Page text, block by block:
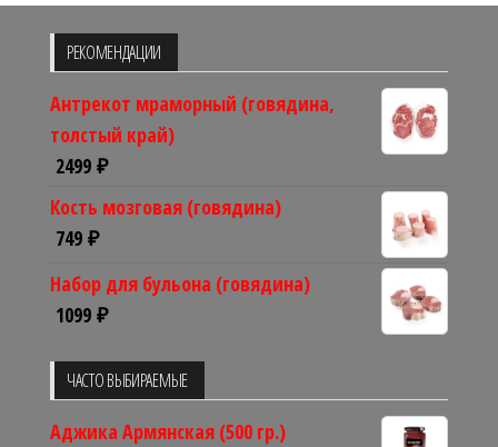
РЕКОМЕНДАЦИИ
Антрекот мраморный (говядина,
толстый край)
2499 ₽
Кость мозговая (говядина)
749 ₽
Набор для бульона (говядина)
1099 ₽
ЧАСТО ВЫБИРАЕМЫЕ
Аджика Армянская (500 гр.)